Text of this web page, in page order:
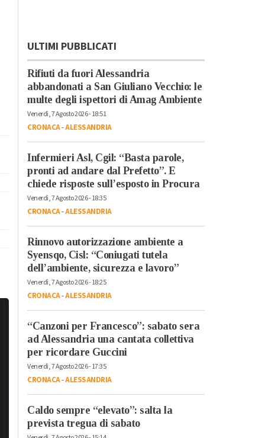
ULTIMI PUBBLICATI
Rifiuti da fuori Alessandria
abbandonati a San Giuliano Vecchio: le
multe degli ispettori di Amag Ambiente
Venerdì, 7 Agosto 2026 - 18:51
CRONACA-ALESSANDRIA
Infermieri Asl, Cgil: “Basta parole,
pronti ad andare dal Prefetto”. E
chiede risposte sull’esposto in Procura
Venerdì, 7 Agosto 2026 - 18:35
CRONACA-ALESSANDRIA
Rinnovo autorizzazione ambiente a
Syensqo, Cisl: “Coniugati tutela
dell’ambiente, sicurezza e lavoro”
Venerdì, 7 Agosto 2026 - 18:25
CRONACA-ALESSANDRIA
“Canzoni per Francesco”: sabato sera
ad Alessandria una cantata collettiva
per ricordare Guccini
Venerdì, 7 Agosto 2026 - 17:35
CRONACA-ALESSANDRIA
Caldo sempre “elevato”: salta la
prevista tregua di sabato